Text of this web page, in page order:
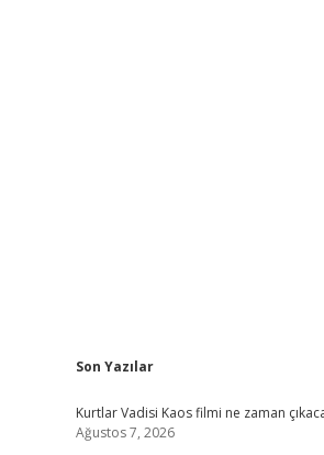
Sidebar
Son Yazılar
Kurtlar Vadisi Kaos filmi ne zaman
Ağustos 7, 2026